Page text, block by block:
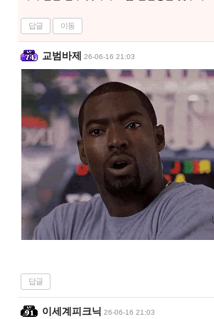
답글 이동
교범바제 26-06-16 21:03
답글
이세계피크닉 26-06-16 21:03